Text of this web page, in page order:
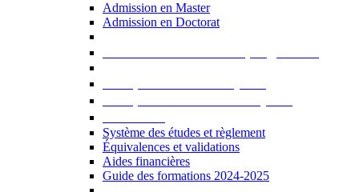
Admission en Master
Admission en Doctorat
Système des études et règlement
Équivalences et validations
Aides financières
Guide des formations 2024-2025